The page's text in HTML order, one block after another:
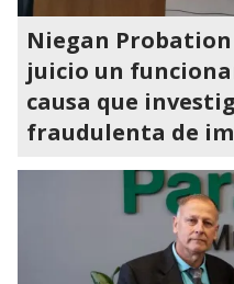
Niegan
juicio un
causa que
fraudulenta de